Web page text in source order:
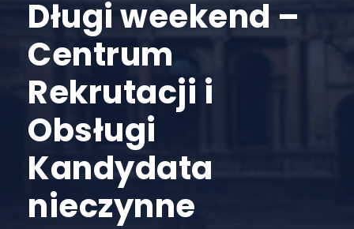
Długi weekend –
Centrum
Rekrutacji i
Obsługi
Kandydata
nieczynne